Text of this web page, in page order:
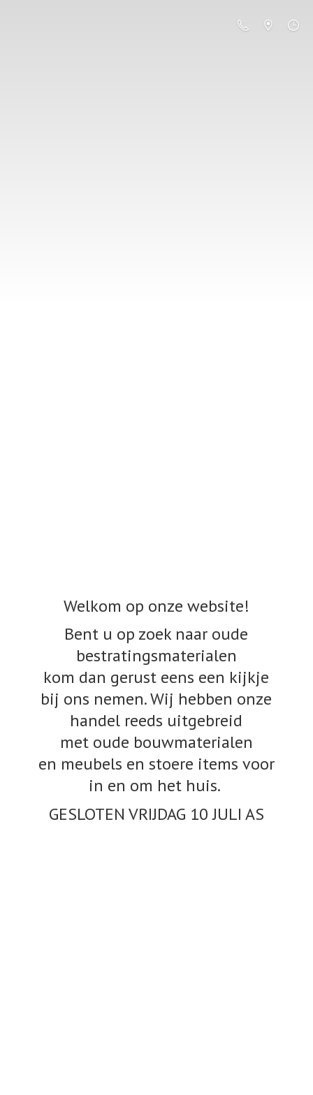
Welkom op onze website!
Bent u op zoek naar oude
bestratingsmaterialen
kom dan gerust eens een kijkje
bij ons nemen. Wij hebben onze
handel reeds uitgebreid
met oude bouwmaterialen
en meubels en stoere items voor
in en om het huis.
GESLOTEN VRIJDAG 10JULI AS